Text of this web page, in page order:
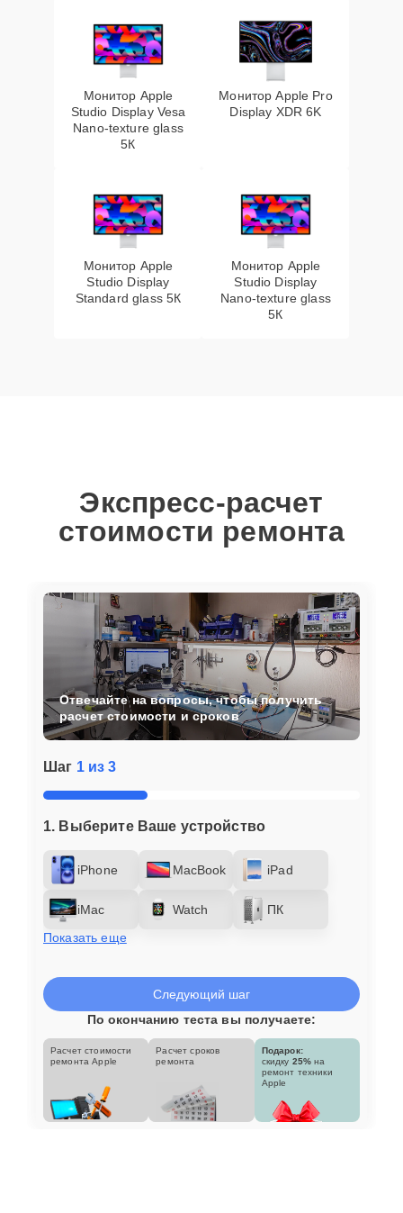
Монитор Apple
Studio Display Vesa
Nano-texture glass
5К
Монитор Apple Pro
Display XDR 6K
Монитор Apple
Studio Display
Standard glass 5К
Монитор Apple
Studio Display
Nano-texture glass
5К
Экспресс-расчет
стоимости ремонта
Шаг 1 из 3
1. Выберите Ваше устройство
iPhone MacBook iPad
iMac Watch
ПК
Показать еще
Отвечайте на вопросы, чтобы получить
расчет стоимости и сроков
Следующий шаг
По окончанию теста вы получаете:
Расчет стоимости
ремонта Apple
Расчет сроков
ремонта
Подарок:
скидку 25% на
ремонт техники
Apple